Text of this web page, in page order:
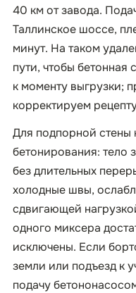
40 км от завода.
Таллинское шоссе,
минут. На таком
пути, чтобы бетонная
к моменту выгрузки;
корректируем
Для подпорной стены
бетонирования:
без длительных
холодные швы,
сдвигающей
одного миксера
исключены. Если
земли или подъезд к
подачу